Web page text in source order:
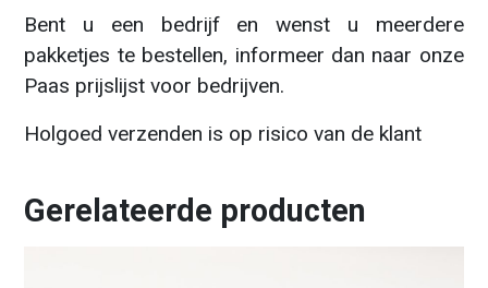
Bent u een bedrijf en wenst u meerdere
pakketjes te bestellen, informeer dan naar onze
Paas prijslijst voor bedrijven.
Holgoed verzenden is op risico van de klant
Gerelateerde producten